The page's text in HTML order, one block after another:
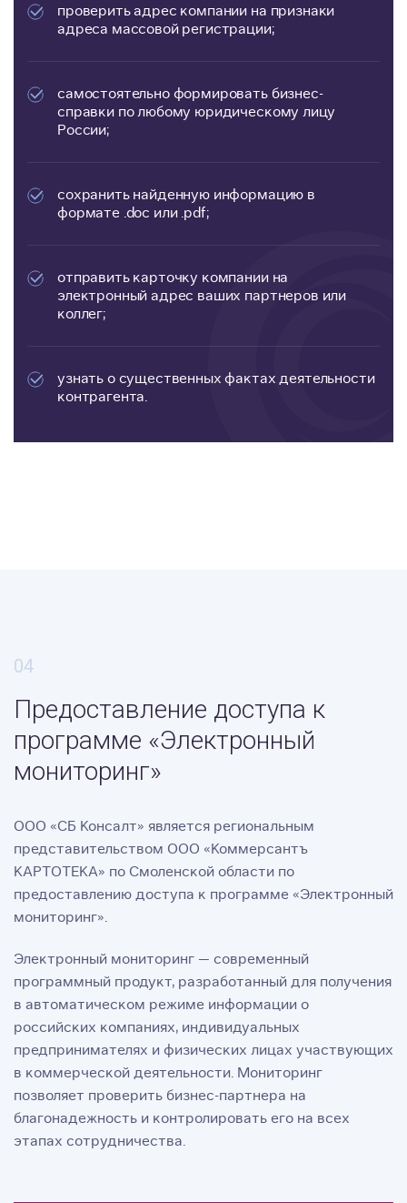
проверить адрес компании на признаки
адреса массовой регистрации;
самостоятельно формировать бизнес-
справки по любому юридическому лицу
России;
сохранить найденную информацию в
формате .doc или .pdf;
отправить карточку компании на
электронный адрес ваших партнеров или
коллег;
узнать о существенных фактах деятельности
контрагента.
Предоставление доступа к
программе «Электронный
мониторинг»
ООО «СБ Консалт» является региональным
представительством ООО «Коммерсантъ
КАРТОТЕКА» по Смоленской области по
предоставлению доступа к программе «Электронный
мониторинг».
Электронный мониторинг — современный
программный продукт, разработанный для получения
в автоматическом режиме информации о
российских компаниях, индивидуальных
предпринимателях и физических лицах участвующих
в коммерческой деятельности. Мониторинг
позволяет проверить бизнес-партнера на
благонадежность и контролировать его на всех
этапах сотрудничества.